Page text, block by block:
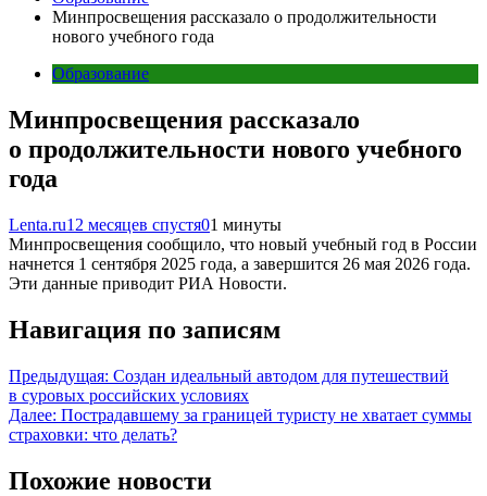
Минпросвещения рассказало о продолжительности
нового учебного года
Образование
Минпросвещения рассказало
о продолжительности нового учебного
года
Lenta.ru12 месяцев спустя01 минуты
Минпросвещения сообщило, что новый учебный год в России
начнется 1 сентября 2025 года, а завершится 26 мая 2026 года.
Эти данные приводит РИА Новости.
Навигация по записям
Предыдущая: Создан идеальный автодом для путешествий
в суровых российских условиях
Далее: Пострадавшему за границей туристу не хватает суммы
страховки: что делать?
Похожие новости